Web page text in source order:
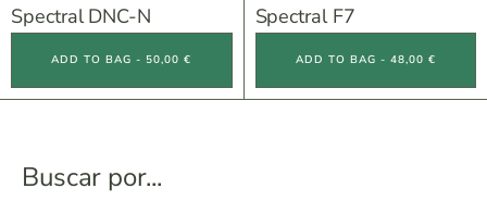
Spectral DNC-N
ADD TO BAG - 50,00 €
Spectral F7
ADD TO BAG - 48,00 €
Buscar por...